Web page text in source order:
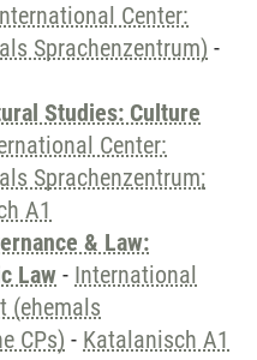
Center:
Sprachenzentrum) -
Studies: Culture
Center:
Sprachenzentrum;
A1
& Law:
Law - International
(ehemals
CPs) - Katalanisch A1